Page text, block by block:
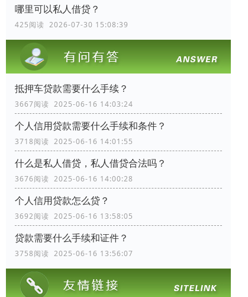
哪里可以私人借贷？
425阅读 2026-07-30 15:08:39
抵押车贷款需要什么手续？
3667阅读 2025-06-16 14:03:24
个人信用贷款需要什么手续和条件？
3718阅读 2025-06-16 14:01:55
什么是私人借贷，私人借贷合法吗？
3676阅读 2025-06-16 14:00:28
个人信用贷款怎么贷？
3692阅读 2025-06-16 13:58:05
贷款需要什么手续和证件？
3758阅读 2025-06-16 13:56:07